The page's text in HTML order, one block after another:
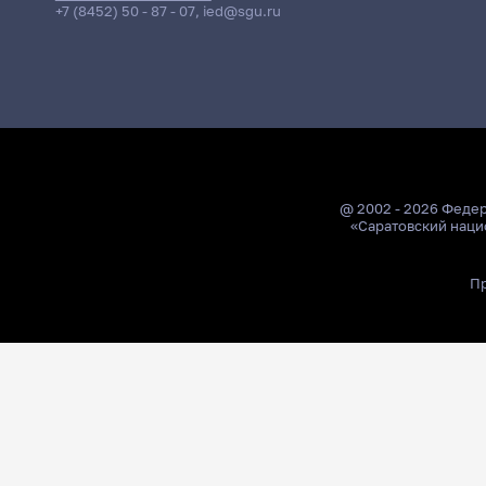
+7 (8452) 50 - 87 - 07, ied@sgu.ru
@ 2002 - 2026
«Саратовский